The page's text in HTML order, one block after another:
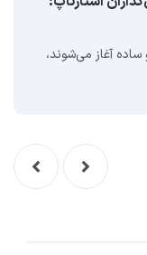
آغاز می‌شوند،